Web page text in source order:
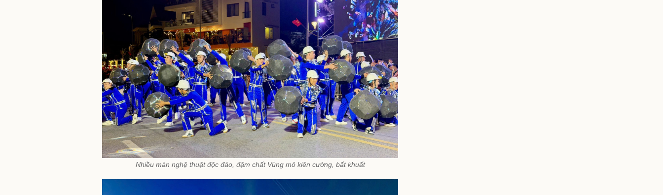
Nhiều màn nghệ thuật độc đáo, đậm chất Vùng mỏ kiên cường, bất khuất